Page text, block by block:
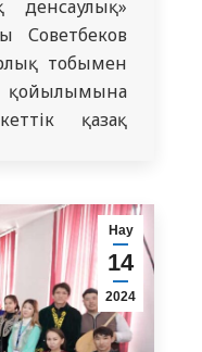
денсаулық»
Советбеков
тобымен
қойылымына
қазақ
абақтыдағы
жан-
мол
көңілінен
Нау
14
2024